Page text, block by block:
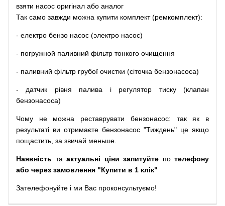
взяти насос оригінал або аналог
Так само завжди можна купити комплект (ремкомплект):
- електро бензо насос (электро насос)
- погружной паливний фільтр тонкого очищення
- паливний фільтр грубої очистки (сіточка бензонасоса)
- датчик рівня палива і регулятор тиску (клапан
бензонасоса)
Чому не можна реставрувати бензонасос: так як
в
результаті ви отримаєте бензонасос "Тиждень" це якщо
пощастить, за звичай меньше.
Наявність та актуальні ціни запитуйте по телефону
або через замовлення "Купити в 1 клік"
Зателефонуйте і ми Вас проконсультуємо!